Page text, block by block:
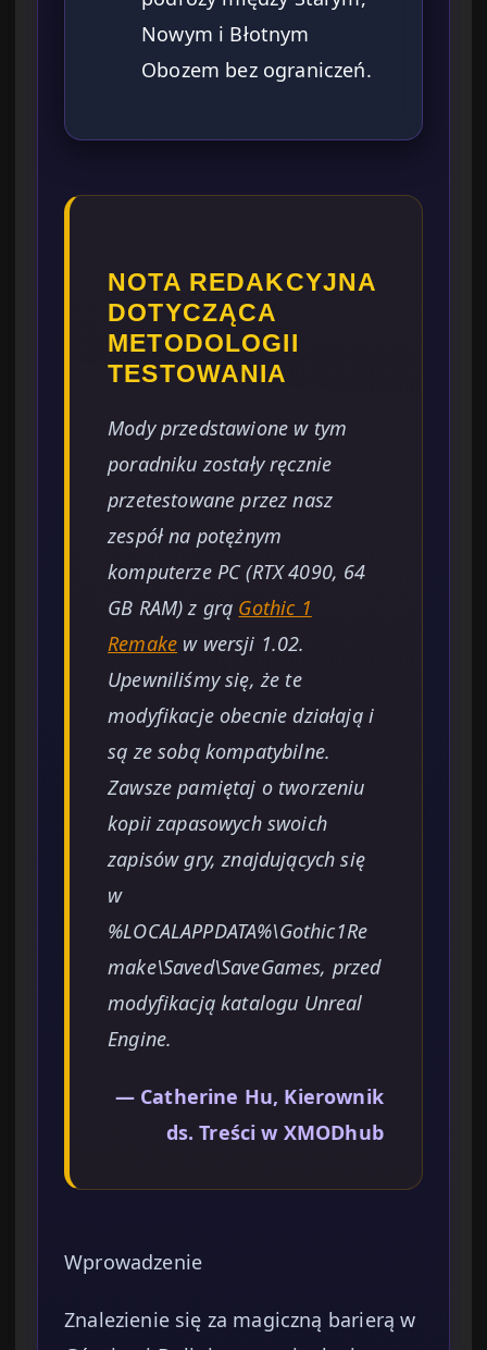
Nowym i Błotnym
Obozem bez ograniczeń.
NOTA REDAKCYJNA
DOTYCZĄCA
METODOLOGII
TESTOWANIA
Mody przedstawione w tym
poradniku zostały ręcznie
przetestowane przez nasz
zespół na potężnym
komputerze PC (RTX 4090, 64
GB RAM) z grą Gothic 1
Remake w wersji 1.02.
Upewniliśmy się, że te
modyfikacje obecnie działają i
są ze sobą kompatybilne.
Zawsze pamiętaj o tworzeniu
kopii zapasowych swoich
zapisów gry, znajdujących się
w
%LOCALAPPDATA%\Gothic1Re
make\Saved\SaveGames, przed
modyfikacją katalogu Unreal
Engine.
— Catherine Hu, Kierownik
ds. Treści w XMODhub
Wprowadzenie
Znalezienie się za magiczną barierą w